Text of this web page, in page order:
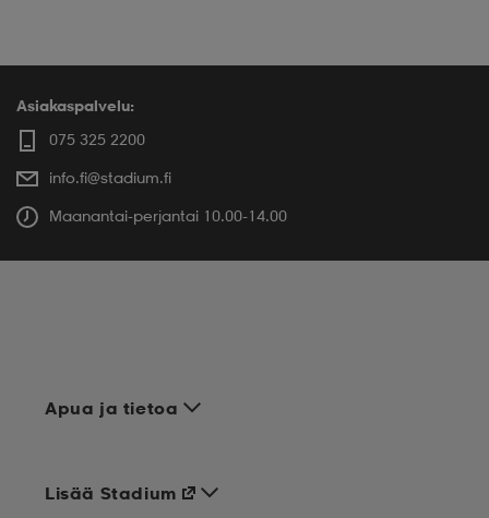
Asiakaspalvelu:
075 325 2200
info.fi@stadium.fi
Maanantai-perjantai 10.00-14.00
Apua ja tietoa
Lisää Stadium